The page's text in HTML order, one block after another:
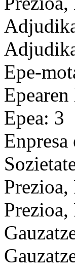
Epe-
Epea: 3
Enpresa